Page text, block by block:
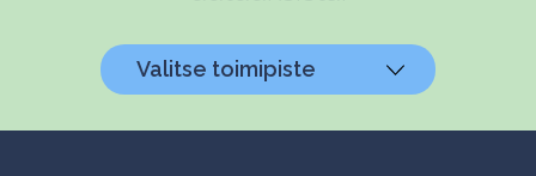
Valitse toimipiste
Helsinki, Biokeskus 1